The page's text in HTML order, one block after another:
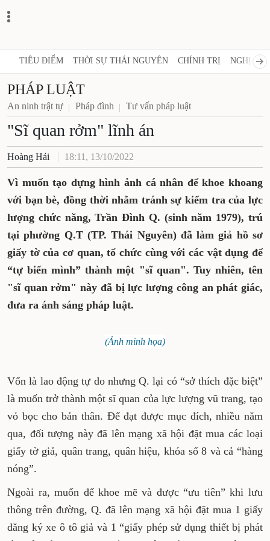
TIÊU ĐIỂM THỜI SỰ THÁI NGUYÊN CHÍNH TRỊ NGHỊ
PHÁP LUẬT
An ninh trật tự Pháp đình Tư vấn pháp luật
"Sĩ quan rởm" lĩnh án
Hoàng Hải 18:11, 13/10/2022
Vì muốn tạo dựng hình ảnh cá nhân để khoe khoang
với bạn bè, đồng thời nhằm tránh sự kiểm tra của lực
lượng chức năng, Trần Đình Q. (sinh năm 1979), trú
tại phường Q.T (TP. Thái Nguyên) đã làm giả hồ sơ
giấy tờ của cơ quan, tổ chức cùng với các vật dụng để
“tự biến mình” thành một "sĩ quan". Tuy nhiên, tên
"sĩ quan rởm" này đã bị lực lượng công an phát giác,
đưa ra ánh sáng pháp luật.
(Ảnh minh họa)
Vốn là lao động tự do nhưng Q. lại có “sở thích đặc biệt”
là muốn trở thành một sĩ quan của lực lượng vũ trang, tạo
vỏ bọc cho bản thân. Để đạt được mục đích, nhiều năm
qua, đối tượng này đã lên mạng xã hội đặt mua các loại
giấy tờ giả, quân trang, quân hiệu, khóa số 8 và cả “hàng
nóng”.
Ngoài ra, muốn để khoe mẽ và được “ưu tiên” khi lưu
thông trên đường, Q. đã lên mạng xã hội đặt mua 1 giấy
đăng ký xe ô tô giả và 1 “giấy phép sử dụng thiết bị phát